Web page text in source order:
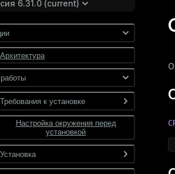
6.31.0 (current)
Архитектура
Требования к установке
Программные требования
Требования к сети
Настройка окружения перед
установкой
Установка